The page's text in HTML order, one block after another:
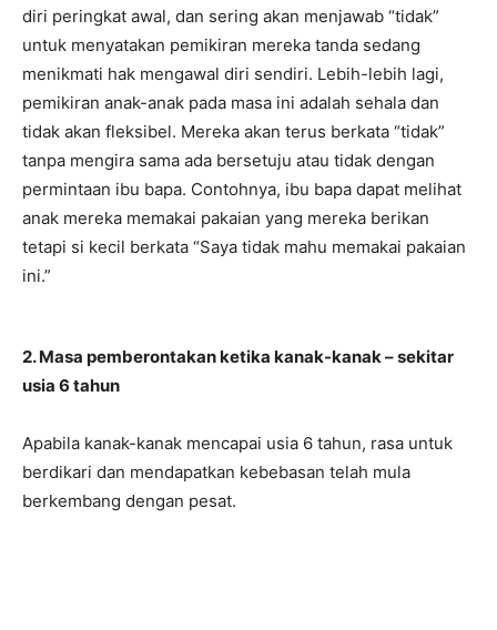
diri peringkat awal, dan sering akan menjawab “tidak”
untuk menyatakan pemikiran mereka tanda sedang
menikmati hak mengawal diri sendiri. Lebih-lebih lagi,
pemikiran anak-anak pada masa ini adalah sehala dan
tidak akan fleksibel. Mereka akan terus berkata “tidak”
tanpa mengira sama ada bersetuju atau tidak dengan
permintaan ibu bapa. Contohnya, ibu bapa dapat melihat
anak mereka memakai pakaian yang mereka berikan
tetapi si kecil berkata “Saya tidak mahu memakai pakaian
ini.”
2. Masa pemberontakan ketika kanak-kanak – sekitar
usia 6 tahun
Apabila kanak-kanak mencapai usia 6 tahun, rasa untuk
berdikari dan mendapatkan kebebasan telah mula
berkembang dengan pesat.